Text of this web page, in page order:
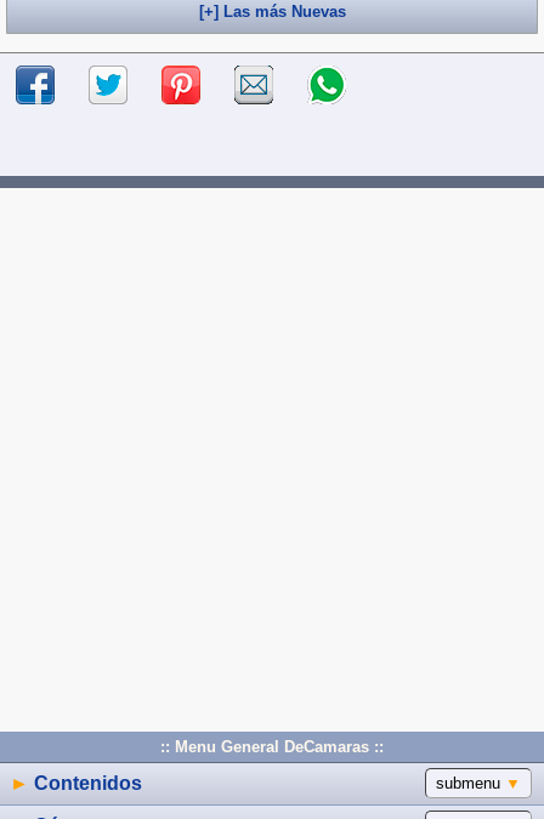
[+] Las más Nuevas
:: Menu General DeCamaras ::
submenu ▼
► Contenidos